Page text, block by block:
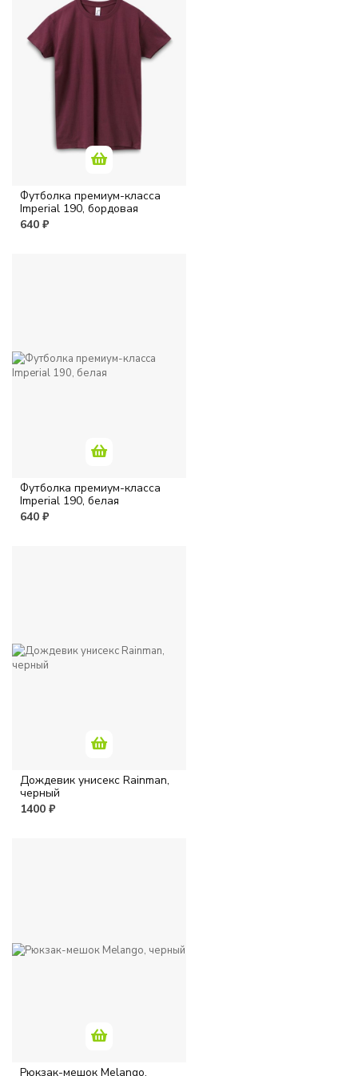
Футболка премиум-класса
Imperial 190, бордовая
640 ₽
Футболка премиум-класса
Imperial 190, белая
640 ₽
Дождевик унисекс Rainman,
черный
1400 ₽
Рюкзак-мешок Melango,